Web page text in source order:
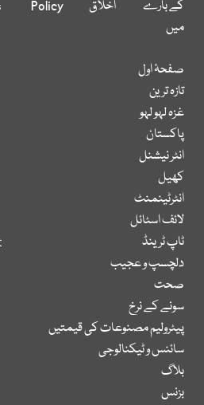
کے بارے
میں
اخلاق
Policy
صفحۂ اول
تازہ ترین
غزہ لہو لہو
پاکستان
انٹر نیشنل
کھیل
انٹرٹینمنٹ
لائف اسٹائل
ٹاپ ٹرینڈ
دلچسپ و عجیب
صحت
سونے کے نرخ
پیٹرولیم مصنوعات کی قیمتیں
سائنس و ٹیکنالوجی
بلاگ
بزنس